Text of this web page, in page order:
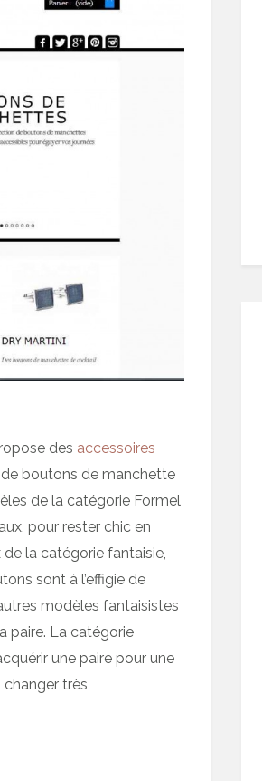
des accessoires
boutons de manchette
de la catégorie Formel
pour rester chic en
la catégorie fantaisie,
sont à l’effigie de
modèles fantaisistes
paire. La catégorie
une paire pour une
très